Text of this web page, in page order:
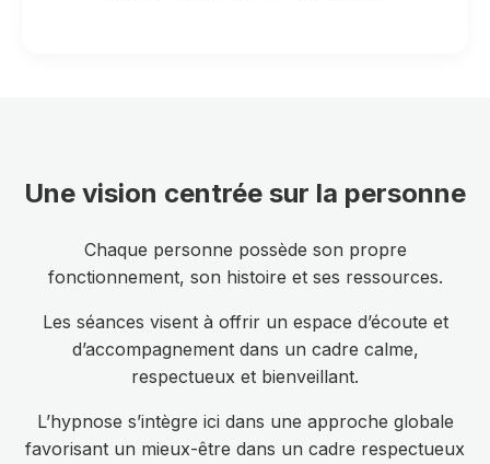
Une vision centrée sur la personne
Chaque personne possède son propre
fonctionnement, son histoire et ses ressources.
Les séances visent à offrir un espace d’écoute et
d’accompagnement dans un cadre calme,
respectueux et bienveillant.
L’hypnose s’intègre ici dans une approche globale
favorisant un mieux-être dans un cadre respectueux